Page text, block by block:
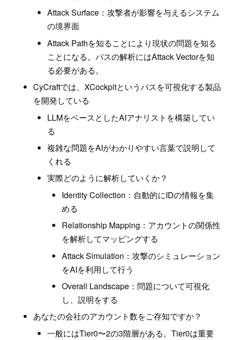
Attack Surface：攻撃者が影響を与えるシステム
の境界面
Attack Pathを知ることにより現状の問題を知る
ことになる。パスの解析にはAttack Vectorを知
る必要がある。
CyCraftでは、XCockpitというパスを可視化する製品
を開発している
LLMをベースとしたAIアナリストを構築してい
る
複雑な問題をAIがわかりやすい言葉で説明して
くれる
実際どのように解析していくか？
Identity Collection：自動的にIDの情報を集
める
Relationship Mapping：アカウントの関係性
を解析してマッピングする
Attack Simulation：攻撃のシミュレーション
をAIを利用して行う
Overall Landscape：問題について可視化
し、説明をする
あなたの会社のアカウント数をご存知ですか？
一般にはTier0〜2の3階層がある。Tier0は重要